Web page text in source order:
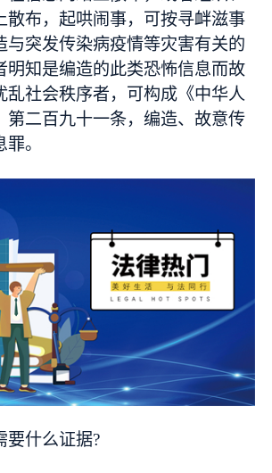
散布，起哄闹事，可按寻衅滋事
与突发传染病疫情等灾害有关的
明知是编造的此类恐怖信息而故
乱社会秩序者，可构成《中华人
第二百九十一条，编造、故意传
。
要什么证据?